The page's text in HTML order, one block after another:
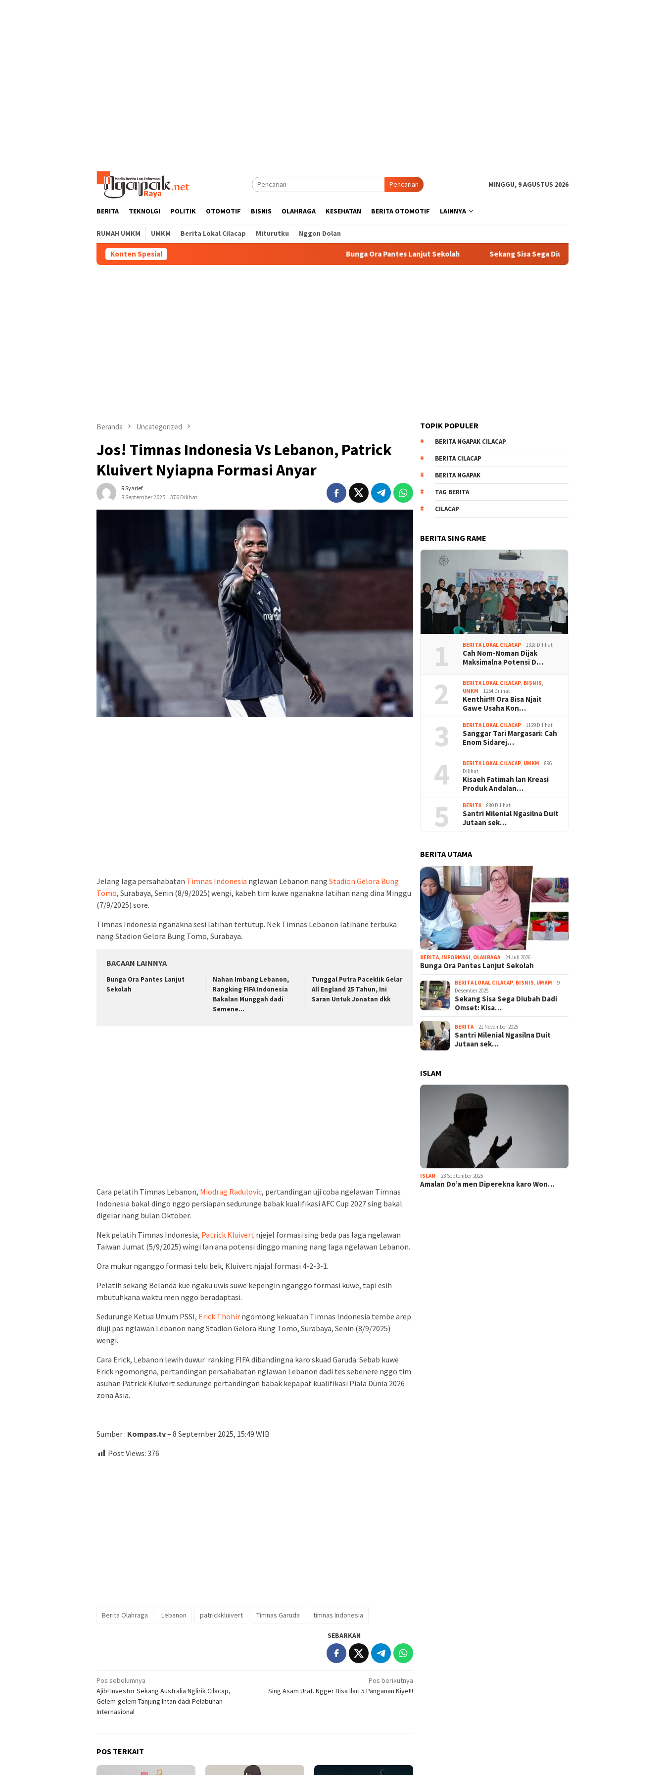
Pencarian MINGGU, 9 AGUSTUS 2026
BERITA TEKNOLGI POLITIK OTOMOTIF BISNIS OLAHRAGA KESEHATAN BERITA OTOMOTIF LAINNYA
RUMAH UMKM UMKM Berita Lokal Cilacap Miturutku Nggon Dolan
Konten Spesial Bunga Ora Pantes Lanjut Sekolah Sekang Sisa Sega Diubah Dadi Omset: Kisah Santri Entrepreneur
Beranda Uncategorized
Jos! Timnas Indonesia Vs Lebanon, Patrick
Kluivert Nyiapna Formasi Anyar
R Syarief
8 September 2025
376 Dilihat
Jelang laga persahabatan Timnas Indonesia nglawan Lebanon nang Stadion Gelora Bung
Tomo, Surabaya, Senin (8/9/2025) wengi, kabeh tim kuwe nganakna latihan nang dina Minggu
(7/9/2025) sore.
Timnas Indonesia nganakna sesi latihan tertutup. Nek Timnas Lebanon latihane terbuka
nang Stadion Gelora Bung Tomo, Surabaya.
BACAAN LAINNYA
Bunga Ora Pantes Lanjut
Sekolah
Nahan Imbang Lebanon,
Rangking FIFA Indonesia
Bakalan Munggah dadi
Semene…
Tunggal Putra Paceklik Gelar
All England 25 Tahun, Ini
Saran Untuk Jonatan dkk
Cara pelatih Timnas Lebanon, Miodrag Radulovic, pertandingan uji coba ngelawan Timnas
Indonesia bakal dingo nggo persiapan sedurunge babak kualifikasi AFC Cup 2027 sing bakal
digelar nang bulan Oktober.
Nek pelatih Timnas Indonesia, Patrick Kluivert njejel formasi sing beda pas laga ngelawan
Taiwan Jumat (5/9/2025) wingi lan ana potensi dinggo maning nang laga ngelawan Lebanon.
Ora mukur nganggo formasi telu bek, Kluivert njajal formasi 4-2-3-1.
Pelatih sekang Belanda kue ngaku uwis suwe kepengin nganggo formasi kuwe, tapi esih
mbutuhkana waktu men nggo beradaptasi.
Sedurunge Ketua Umum PSSI, Erick Thohir ngomong kekuatan Timnas Indonesia tembe arep
diuji pas nglawan Lebanon nang Stadion Gelora Bung Tomo, Surabaya, Senin (8/9/2025)
wengi.
Cara Erick, Lebanon lewih duwur ranking FIFA dibandingna karo skuad Garuda. Sebab kuwe
Erick ngomongna, pertandingan persahabatan nglawan Lebanon dadi tes sebenere nggo tim
asuhan Patrick Kluivert sedurunge pertandingan babak kepapat kualifikasi Piala Dunia 2026
zona Asia.
Sumber : Kompas.tv– 8 September 2025, 15:49 WIB
Post Views: 376
Berita Olahraga Lebanon patrickkluivert Timnas Garuda timnas Indonesia
SEBARKAN
Navigasi
pos
Pos sebelumnya
Ajib! Investor Sekang Australia Nglirik Cilacap,
Gelem-gelem Tanjung Intan dadi Pelabuhan
Internasional
Pos berikutnya
Sing Asam Urat. Ngger Bisa Ilari 5 Panganan Kiye!!!
POS TERKAIT
TOPIK POPULER
BERITA NGAPAK CILACAP
BERITA CILACAP
BERITA NGAPAK
TAG BERITA
CILACAP
BERITA SING RAME
1 BERITA LOKAL CILACAP 1318 Dilihat
Cah Nom-Noman Dijak
Maksimalna Potensi D…
2 BERITA LOKAL CILACAP BISNIS
UMKM
1254 Dilihat
Kenthir!!! Ora Bisa Njait
Gawe Usaha Kon…
3 BERITA LOKAL CILACAP 1129 Dilihat
Sanggar Tari Margasari: Cah
Enom Sidarej…
4 BERITA LOKAL CILACAP UMKM
896
Dilihat
Kisaeh Fatimah lan Kreasi
Produk Andalan…
5 BERITA 880 Dilihat
Santri Milenial Ngasilna Duit
Jutaan sek…
BERITA UTAMA
BERITA INFORMASI OLAHRAGA 24 Juli 2026
Bunga Ora Pantes Lanjut Sekolah
BERITA LOKAL CILACAP BISNIS UMKM
9
Desember 2025
Sekang Sisa Sega Diubah Dadi
Omset: Kisa…
BERITA 21 November 2025
Santri Milenial Ngasilna Duit
Jutaan sek…
ISLAM
ISLAM 23 September 2025
Amalan Do’a men Diperekna karo Won…